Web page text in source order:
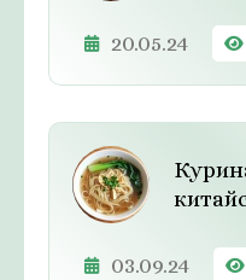
20.05.24
03.09.24